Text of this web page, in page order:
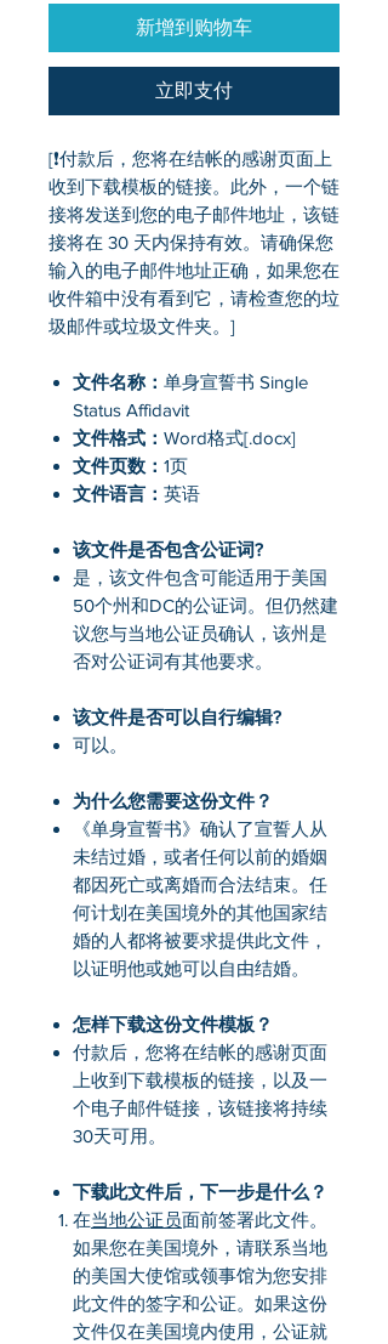
新增到购物车
立即支付
[❗付款后，您将在结帐的感谢页面上
收到下载模板的链接。此外，一个链
接将发送到您的电子邮件地址，该链
接将在 30 天内保持有效。请确保您
输入的电子邮件地址正确，如果您在
收件箱中没有看到它，请检查您的垃
圾邮件或垃圾文件夹。]
文件名称： 单身宣誓书 Single
Status Affidavit
文件格式： Word格式[.docx]
文件页数： 1页
文件语言： 英语
该文件是否包含公证词?
是，该文件包含可能适用于美国
50个州和DC的公证词。但仍然建
议您与当地公证员确认，该州是
否对公证词有其他要求。
该文件是否可以自行编辑?
可以。
为什么您需要这份文件？
《单身宣誓书》确认了宣誓人从
未结过婚，或者任何以前的婚姻
都因死亡或离婚而合法结束。任
何计划在美国境外的其他国家结
婚的人都将被要求提供此文件，
以证明他或她可以自由结婚。
怎样下载这份文件模板？
付款后，您将在结帐的感谢页面
上收到下载模板的链接，以及一
个电子邮件链接，该链接将持续
30天可用。
下载此文件后，下一步是什么？
在当地公证员面前签署此文件。
如果您在美国境外，请联系当地
的美国大使馆或领事馆为您安排
此文件的签字和公证。如果这份
文件仅在美国境内使用，公证就